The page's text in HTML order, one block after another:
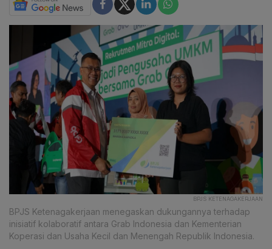
BPJS KETENAGAKERJAAN
BPJS Ketenagakerjaan menegaskan dukungannya terhadap
inisiatif kolaboratif antara Grab Indonesia dan Kementerian
Koperasi dan Usaha Kecil dan Menengah Republik Indonesia.